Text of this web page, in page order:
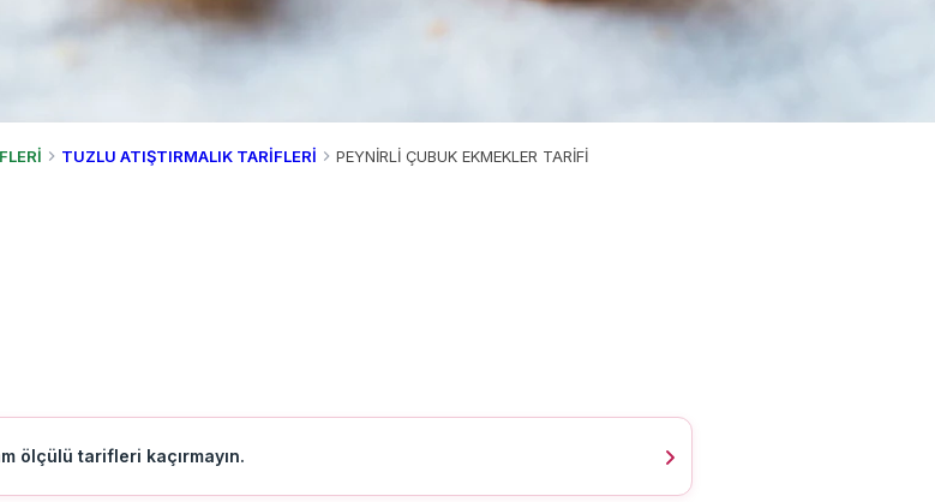
TUZLU ATIŞTIRMALIK TARİFLERİ PEYNİRLİ ÇUBUK EKMEKLER TARİFİ
ölçülü tarifleri kaçırmayın.